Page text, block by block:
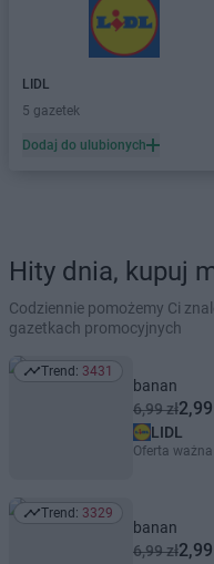
LIDL
5 gazetek
Dodaj do ulubionych
Hity dnia, kupuj
Codziennie pomożemy Ci
gazetkach promocyjnych
Trend: 3431
Trend: 3431
banan
6,99 zł2,99
LIDL
Oferta
Trend: 3329
Trend: 3329
banan
6,99 zł2,99